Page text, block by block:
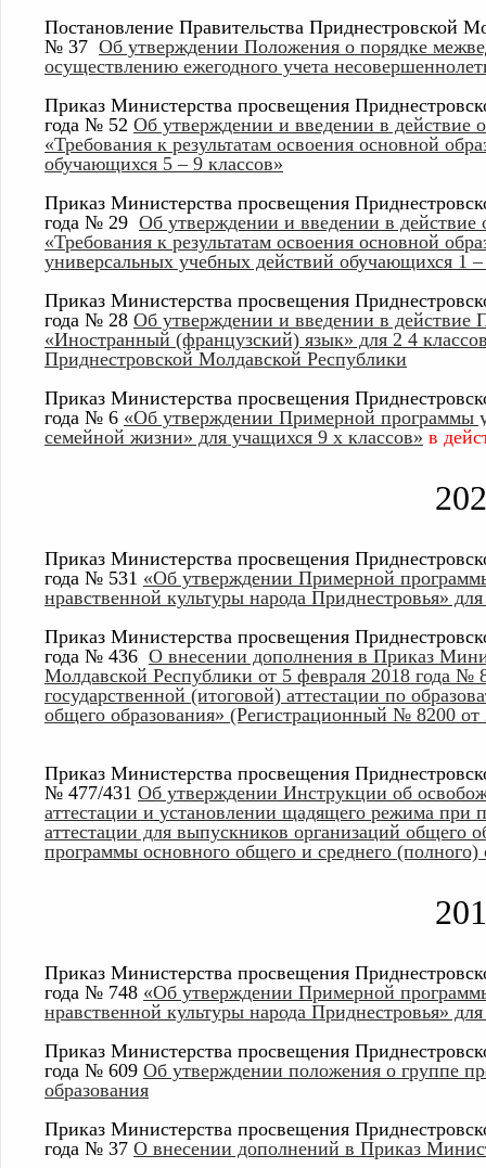
Постановление Правительства Приднестровской
№ 37 Об утверждении Положения о порядке
осуществлению ежегодного учета
Приказ Министерства просвещения
года № 52 Об утверждении и введении в действие
«Требования к результатам освоения основной
обучающихся 5 – 9 классов»
Приказ Министерства просвещения
года № 29 Об утверждении и введении в действие
«Требования к результатам освоения основной
универсальных учебных действий обучающихся 1 –
Приказ Министерства просвещения
года № 28 Об утверждении и введении в
«Иностранный (французский) язык» для 2 4
Приднестровской Молдавской Республики
Приказ Министерства просвещения
года № 6 «Об утверждении Примерной программы
семейной жизни» для учащихся 9 х классов» в
Приказ Министерства просвещения
года № 531 «Об утверждении Примерной
нравственной культуры народа Приднестровья» для
Приказ Министерства просвещения
года № 436 О внесении дополнения в Приказ
Молдавской Республики от 5 февраля 2018 года
государственной (итоговой) аттестации по
общего образования» (Регистрационный № 8200
Приказ Министерства просвещения
№ 477/431 Об утверждении Инструкции об
аттестации и установлении щадящего режима при
аттестации для выпускников организаций общего
программы основного общего и среднего (полного)
Приказ Министерства просвещения
года № 748 «Об утверждении Примерной
нравственной культуры народа Приднестровья» для
Приказ Министерства просвещения
года № 609 Об утверждении положения о группе
образования
Приказ Министерства просвещения
года № 37 О внесении дополнений в Приказ